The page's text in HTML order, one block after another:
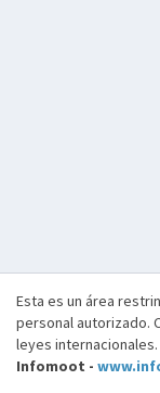
Esta es un área
personal autorizado.
leyes internacionales.
Infomoot -